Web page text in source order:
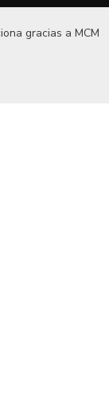
gracias a MCM